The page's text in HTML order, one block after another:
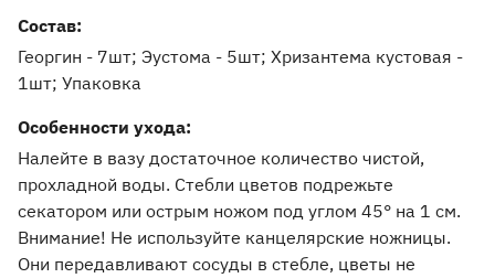
Состав:
Георгин - 7шт; Эустома - 5шт; Хризантема кустовая -
1шт; Упаковка
Особенности ухода:
Налейте в вазу достаточное количество чистой,
прохладной воды. Стебли цветов подрежьте
секатором или острым ножом под углом 45° на 1 см.
Внимание! Не используйте канцелярские ножницы.
Они передавливают сосуды в стебле, цветы не